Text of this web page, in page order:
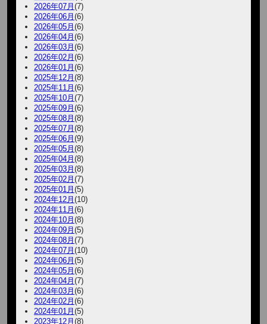
2026年07月(7)
2026年06月(6)
2026年05月(6)
2026年04月(6)
2026年03月(6)
2026年02月(6)
2026年01月(6)
2025年12月(8)
2025年11月(6)
2025年10月(7)
2025年09月(6)
2025年08月(8)
2025年07月(8)
2025年06月(9)
2025年05月(8)
2025年04月(8)
2025年03月(8)
2025年02月(7)
2025年01月(5)
2024年12月(10)
2024年11月(6)
2024年10月(8)
2024年09月(5)
2024年08月(7)
2024年07月(10)
2024年06月(5)
2024年05月(6)
2024年04月(7)
2024年03月(6)
2024年02月(6)
2024年01月(5)
2023年12月(8)